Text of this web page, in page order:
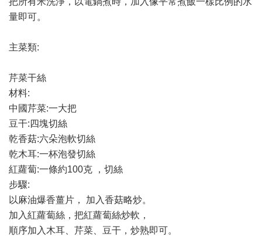
量即可。
主菜類:
芹菜干絲
材料:
中國芹菜:一大把
豆干:四塊切絲
乾香菇:六朵泡軟切絲
乾木耳:一杯泡發切絲
紅蘿蔔:一條約100克 ，切絲
步驟:
以麻油爆香薑片， 加入香菇略炒。
加入紅蘿蔔絲，把紅蘿蔔絲炒軟，
順序加入木耳、芹菜、豆干，炒熟即可。